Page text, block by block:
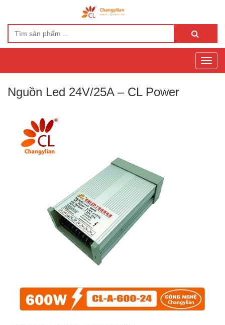
Nguồn Led 24V/25A – CL Power